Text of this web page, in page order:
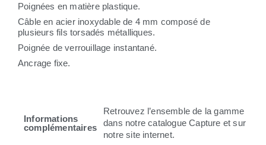
Poignées en matière plastique.
Câble en acier inoxydable de 4 mm composé de
plusieurs fils torsadés métalliques.
Poignée de verrouillage instantané.
Ancrage fixe.
Informations
complémentaires
Retrouvez l’ensemble de la gamme
dans notre catalogue Capture et sur
notre site internet.